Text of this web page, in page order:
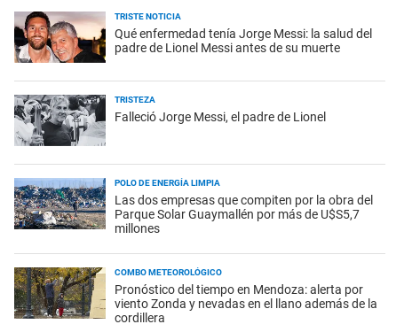
TRISTE NOTICIA
Qué enfermedad tenía Jorge Messi: la salud del
padre de Lionel Messi antes de su muerte
TRISTEZA
Falleció Jorge Messi, el padre de Lionel
POLO DE ENERGÍA LIMPIA
Las dos empresas que compiten por la obra del
Parque Solar Guaymallén por más de U$S5,7
millones
COMBO METEOROLÓGICO
Pronóstico del tiempo en Mendoza: alerta por
viento Zonda y nevadas en el llano además de la
cordillera